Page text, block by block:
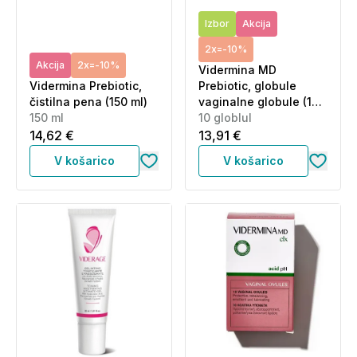
Akcija 2x=-10%
Vidermina Prebiotic,
čistilna pena (150 ml)
150 ml
14,62 €
V košarico
Izbor Akcija
2x=-10%
Vidermina MD
Prebiotic, globule
vaginalne globule (10 x
3 g)
10 globlul
13,91 €
V košarico